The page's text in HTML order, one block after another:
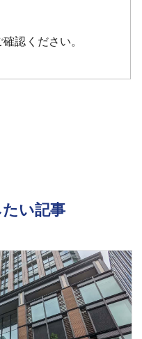
確認ください。
い記事